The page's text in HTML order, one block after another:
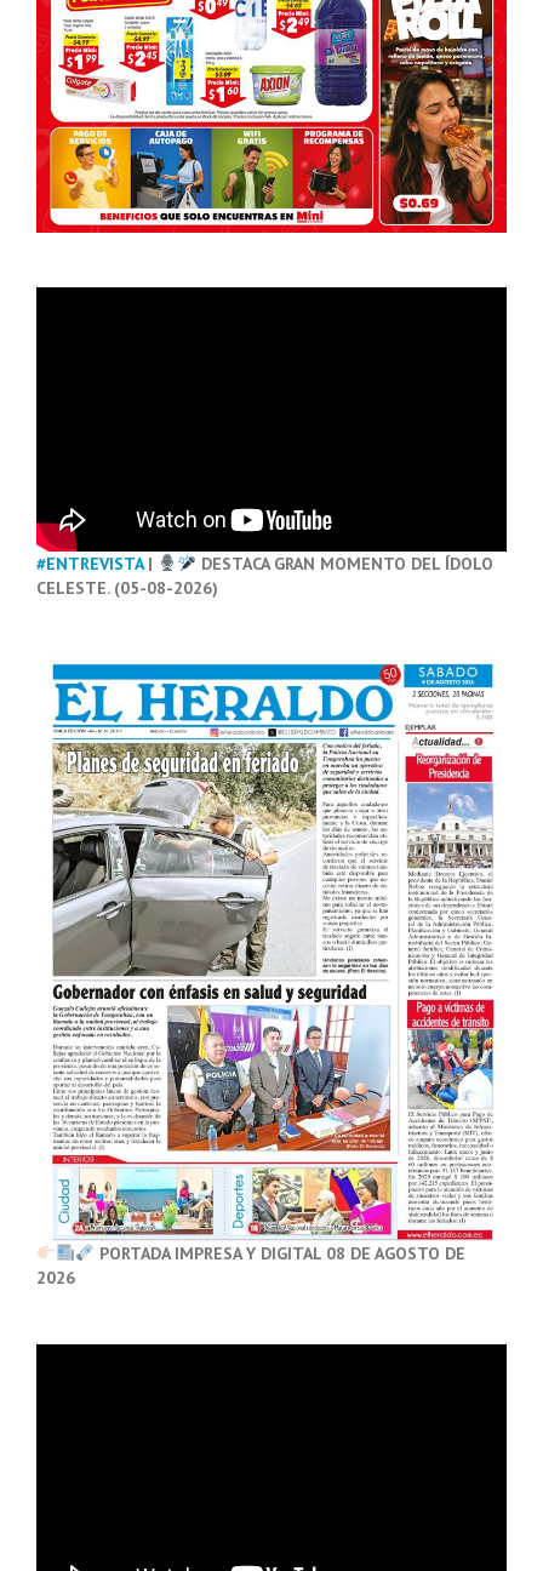
#ENTREVISTA|
DESTACA GRAN MOMENTO DEL ÍDOLO
CELESTE. (05-08-2026)
PORTADA IMPRESA Y DIGITAL 08 DE AGOSTO DE
2026